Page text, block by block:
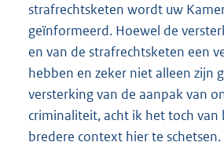
strafrechtsketen wordt uw
geïnformeerd. Hoewel de
en van de strafrechtsketen een
hebben en zeker niet alleen zijn
versterking van de aanpak van
criminaliteit, acht ik het toch van
bredere context hier te schetsen.